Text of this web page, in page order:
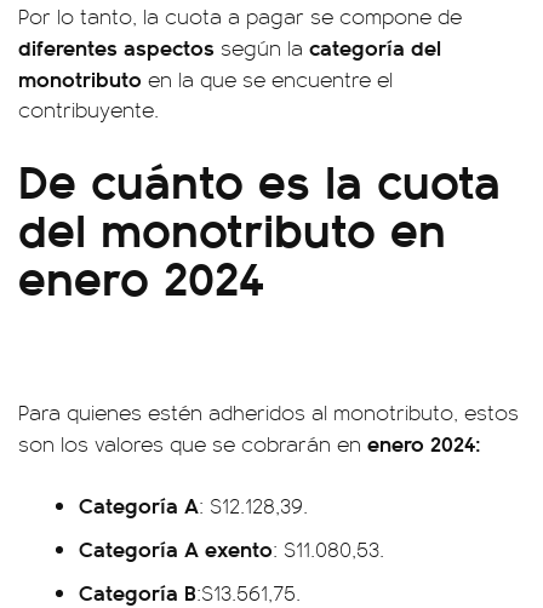
Por lo tanto, la cuota a pagar se compone de
diferentes aspectos según la categoría del
monotributo en la que se encuentre el
contribuyente.
De cuánto es la cuota
del monotributo en
enero 2024
Para quienes estén adheridos al monotributo, estos
son los valores que se cobrarán en enero 2024:
Categoría A: $12.128,39.
Categoría A exento: $11.080,53.
Categoría B:$13.561,75.